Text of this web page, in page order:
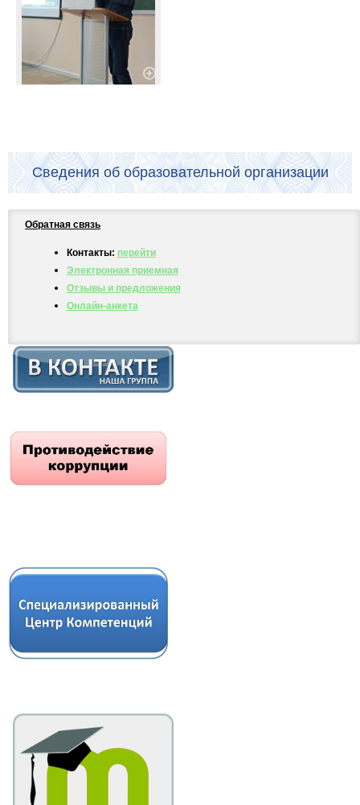
Сведения об образовательной организации
Обратная связь
Контакты: перейти
Электронная приемная
Отзывы и предложения
Онлайн-анкета